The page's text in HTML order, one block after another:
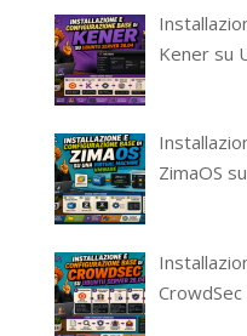
Kener su
ZimaOS